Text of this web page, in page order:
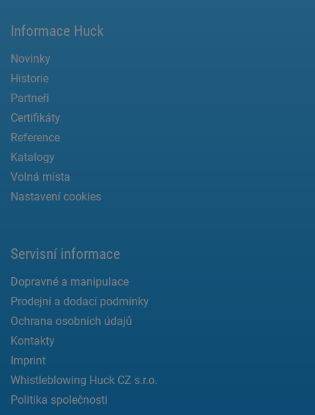
Informace Huck
Novinky
Historie
Partneři
Certifikáty
Reference
Katalogy
Volná místa
Nastavení cookies
Servisní informace
Dopravné a manipulace
Prodejní a dodací podmínky
Ochrana osobních údajů
Kontakty
Imprint
Whistleblowing Huck CZ s.r.o.
Politika společnosti